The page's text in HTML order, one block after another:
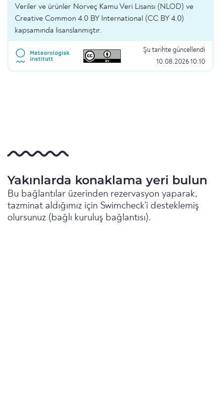
Veriler ve ürünler Norveç Kamu Veri Lisansı (NLOD) ve
Creative Common 4.0 BY International (CC BY 4.0)
kapsamında lisanslanmıştır.
Şu tarihte güncellendi
10.08.2026 10:10
Yakınlarda konaklama yeri bulun
Bu bağlantılar üzerinden rezervasyon yaparak,
tazminat aldığımız için Swimcheck'i desteklemiş
olursunuz (bağlı kuruluş bağlantısı).